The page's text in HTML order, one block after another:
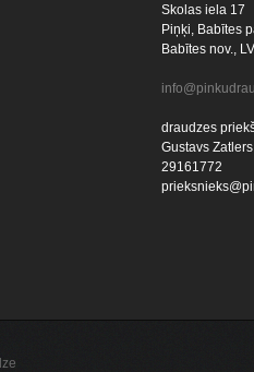
Skolas iela 17
Piņķi, Babītes
Babītes nov.,
draudzes
Gustavs Zatlers
29161772